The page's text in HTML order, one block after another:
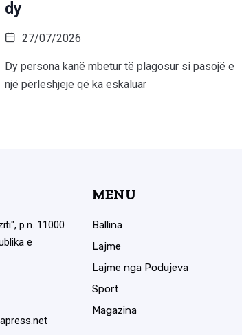
dy
27/07/2026
Dy persona kanë mbetur të plagosur si pasojë e
një përleshjeje që ka eskaluar
p.n. 11000
e
MENU
Ballina
Lajme
Lajme nga Podujeva
Sport
Magazina